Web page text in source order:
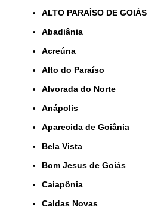
ALTO PARAÍSO DE GOIÁS
Abadiânia
Acreúna
Alto do Paraíso
Alvorada do Norte
Anápolis
Aparecida de Goiânia
Bela Vista
Bom Jesus de Goiás
Caiapônia
Caldas Novas